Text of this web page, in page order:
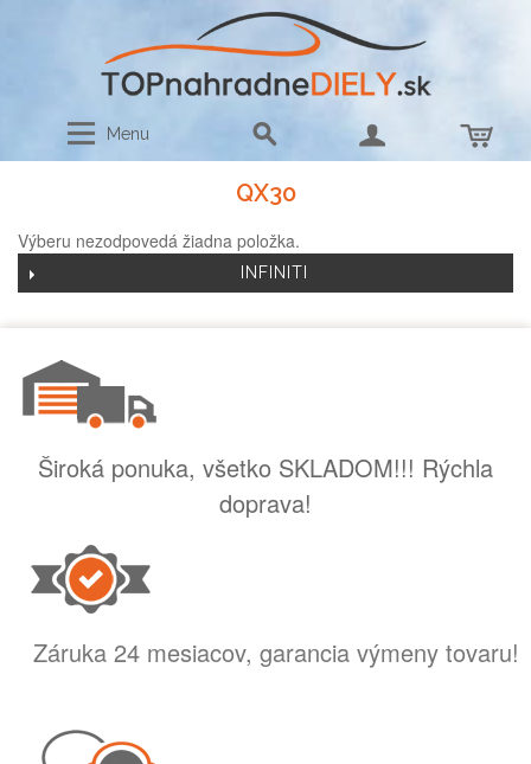
Menu
QX30
Výberu nezodpovedá žiadna položka.
INFINITI
Široká ponuka, všetko SKLADOM!!! Rýchla
doprava!
Záruka 24 mesiacov, garancia výmeny tovaru!